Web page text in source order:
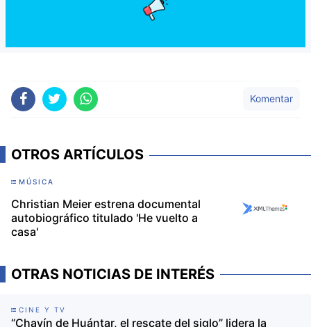
Komentar
OTROS ARTÍCULOS
MÚSICA
Christian Meier estrena documental
autobiográfico titulado 'He vuelto a
casa'
OTRAS NOTICIAS DE INTERÉS
CINE Y TV
“Chavín de Huántar, el rescate del siglo” lidera la